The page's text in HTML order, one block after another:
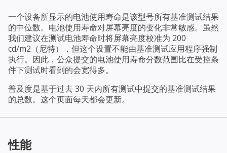
一个设备所显示的电池使用寿命是该型号所有基准测试结果
的中位数。电池使用寿命对屏幕亮度的变化非常敏感。虽然
我们建议在测试电池寿命时将屏幕亮度校准为 200
cd/m2（尼特），但这个设置不能由基准测试应用程序强制
执行。因此，公众提交的电池使用寿命分数范围比在受控条
件下测试时看到的会宽得多。
普及度是基于过去 30 天内所有测试中提交的基准测试结果
的总数。这个页面每天都会更新。
性能